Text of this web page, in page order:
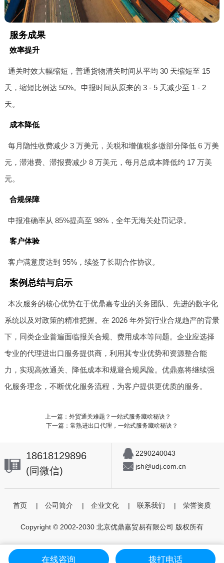
服务成果
效率提升
通关时效大幅缩短，普通货物清关时间从平均 30 天缩短至 15
天，缩短比例达 50%。申报时间从原来的 3 - 5 天减少至 1 - 2
天。
成本降低
每月隐性收费减少 3 万美元，关税和增值税多缴部分降低 6 万美
元，滞港费、滞报费减少 8 万美元，每月总成本降低约 17 万美
元。
合规保障
申报准确率从 85%提高至 98%，全年无海关处罚记录。
客户体验
客户满意度达到 95%，续签了长期合作协议。
案例总结与启示
本次服务的核心优势在于优鼎嘉专业的关务团队、先进的数字化
系统以及对政策的精准把握。在 2026 年外贸行业合规趋严的背景
下，同类企业普遍面临报关合规、费用成本等问题。企业应选择
专业的代理进出口服务提供商，利用其专业优势和资源整合能
力，实现高效通关、降低成本和规避合规风险。优鼎嘉将继续强
化服务理念，不断优化服务流程，为客户提供更优质的服务。
上一篇：外贸通关难题？一站式服务藏啥秘诀？
下一篇：常熟进出口代理，一站式服务藏啥秘诀？
18618129896
(同微信)
2290240043
jsh@udj.com.cn
首页 | 公司简介 | 企业文化 | 联系我们 | 荣誉资质
Copyright © 2002-2030 北京优鼎嘉贸易有限公司 版权所有
在线咨询 拨打电话